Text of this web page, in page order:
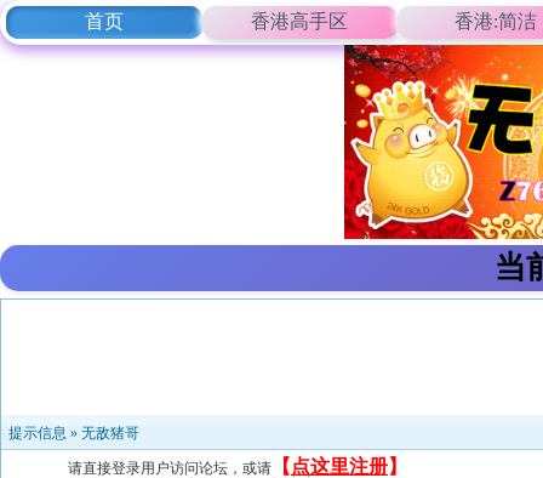
首页 香港高手区 香港:简洁
当
提示信息 » 无敌猪哥
请直接登录用户访问论坛，或请 【 点这里注册】